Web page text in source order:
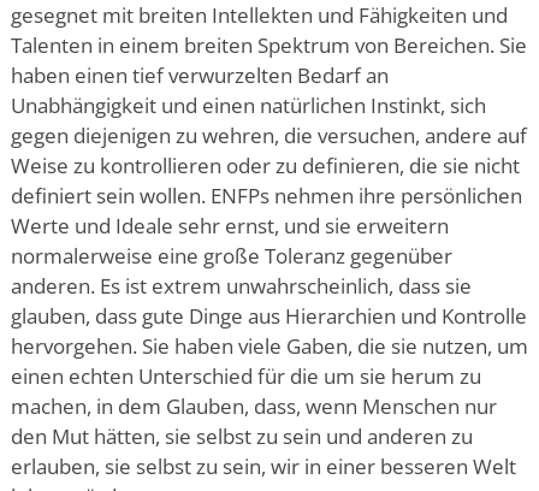
gesegnet mit breiten Intellekten und Fähigkeiten und
Talenten in einem breiten Spektrum von Bereichen. Sie
haben einen tief verwurzelten Bedarf an
Unabhängigkeit und einen natürlichen Instinkt, sich
gegen diejenigen zu wehren, die versuchen, andere auf
Weise zu kontrollieren oder zu definieren, die sie nicht
definiert sein wollen. ENFPs nehmen ihre persönlichen
Werte und Ideale sehr ernst, und sie erweitern
normalerweise eine große Toleranz gegenüber
anderen. Es ist extrem unwahrscheinlich, dass sie
glauben, dass gute Dinge aus Hierarchien und Kontrolle
hervorgehen. Sie haben viele Gaben, die sie nutzen, um
einen echten Unterschied für die um sie herum zu
machen, in dem Glauben, dass, wenn Menschen nur
den Mut hätten, sie selbst zu sein und anderen zu
erlauben, sie selbst zu sein, wir in einer besseren Welt